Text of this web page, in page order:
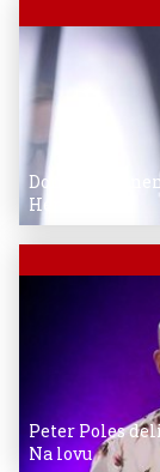
Donostia za
Herzoga
Peter Poles
Na lovu